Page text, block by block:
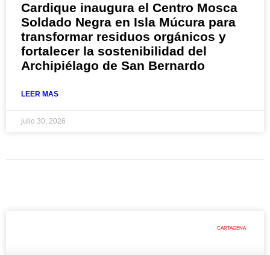
Cardique inaugura el Centro Mosca
Soldado Negra en Isla Múcura para
transformar residuos orgánicos y
fortalecer la sostenibilidad del
Archipiélago de San Bernardo
LEER MAS
julio 30, 2026
CARTAGENA